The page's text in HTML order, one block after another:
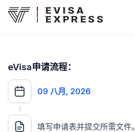
eVisa申请流程：
09 八月, 2026
填写申请表并提交所需文件。